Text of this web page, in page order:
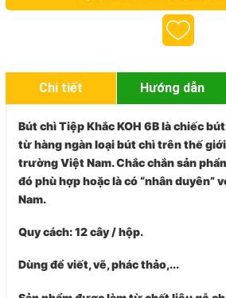
Chi tiết Hướng dẫn
Bút chì Tiệp Khắc KOH 6Blà chiếc
từ hàng ngàn loại bút chì trên thế
trường Việt Nam. Chắc chắn sản
đó phù hợp hoặc là có “nhân duyên”
Nam.
Quy cách: 12 cây / hộp.
Dùng để viết, vẽ, phác thảo,...